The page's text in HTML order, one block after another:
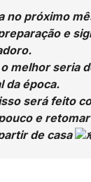
no próximo
e
melhor seria
da época.
será feito
e
de casa